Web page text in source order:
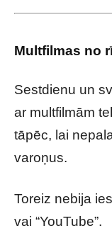
Multfilmas no
Sestdienu un
ar multfilmām
tāpēc, lai
varoņus.
Toreiz nebija
vai “YouTube”.